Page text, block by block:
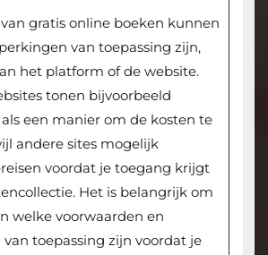
gratis online boeken kunnen
van toepassing zijn,
het platform of de website.
tonen bijvoorbeeld
een manier om de kosten te
andere sites mogelijk
voordat je toegang krijgt
Het is belangrijk om
welke voorwaarden en
toepassing zijn voordat je